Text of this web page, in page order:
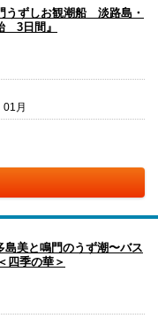
うずしお観潮船 淡路島・
3日間』
月
美と鳴門のうず潮〜バス
四季の華＞